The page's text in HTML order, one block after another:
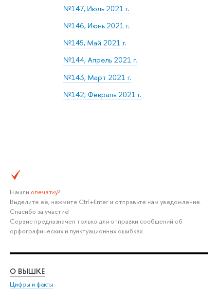
№147, Июль 2021 г.
№146, Июнь 2021 г.
№145, Май 2021 г.
№144, Апрель 2021 г.
№143, Март 2021 г.
№142, Февраль 2021 г.
Нашли опечатку?
Выделите её, нажмите Ctrl+Enter и отправьте нам уведомление.
Спасибо за участие!
Сервис предназначен только для отправки сообщений об
орфографических и пунктуационных ошибках.
О ВЫШКЕ
Цифры и факты